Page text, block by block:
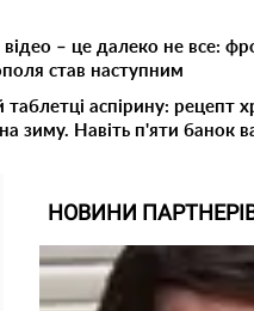
– це далеко не все:
став наступним
таблетці аспірину: рецепт
зиму. Навіть п'яти банок
НОВИНИ